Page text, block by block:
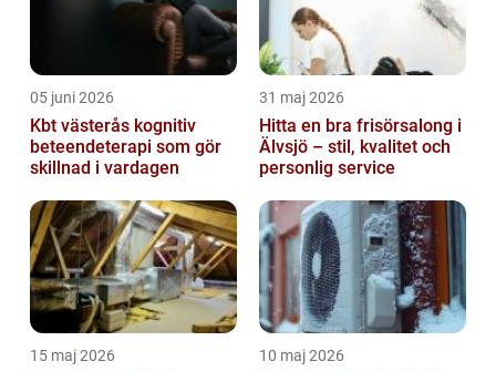
05 juni 2026
Kbt västerås kognitiv
beteendeterapi som gör
skillnad i vardagen
31 maj 2026
Hitta en bra frisörsalong i
Älvsjö – stil, kvalitet och
personlig service
15 maj 2026 10 maj 2026